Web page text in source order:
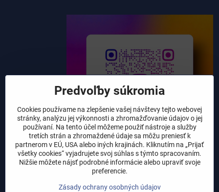
Predvoľby súkromia
Cookies používame na zlepšenie vašej návštevy tejto webovej
stránky, analýzu jej výkonnosti a zhromažďovanie údajov o jej
používaní. Na tento účel môžeme použiť nástroje a služby
tretích strán a zhromaždené údaje sa môžu preniesť k
partnerom v EÚ, USA alebo iných krajinách. Kliknutím na „Prijať
všetky cookies“ vyjadrujete svoj súhlas s týmto spracovaním.
Nižšie môžete nájsť podrobné informácie alebo upraviť svoje
preferencie.
Zásady ochrany osobných údajov